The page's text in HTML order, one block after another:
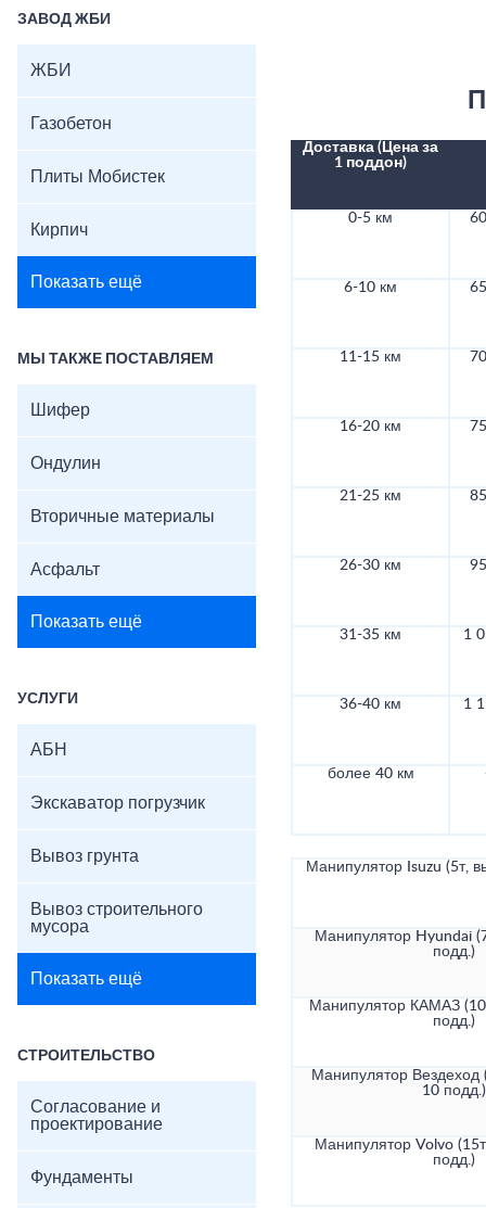
ЗАВОД ЖБИ
ЖБИ
Газобетон
Плиты Мобистек
Кирпич
Показать ещё
МЫ ТАКЖЕ ПОСТАВЛЯЕМ
Шифер
Ондулин
Вторичные материалы
Асфальт
Показать ещё
УСЛУГИ
АБН
Экскаватор погрузчик
Вывоз грунта
Вывоз строительного
мусора
Показать ещё
СТРОИТЕЛЬСТВО
Согласование и
проектирование
Фундаменты
Доставка (Цена за
1 поддон)
0-5 км
6-10 км
11-15 км
16-20 км
21-25 км
26-30 км
31-35 км 1
36-40 км 1
более 40 км
Манипулятор Isuzu (5т,
Манипулятор Hyundai
подд.)
Манипулятор КАМАЗ
подд.)
Манипулятор Вездеход
10 подд.)
Манипулятор Volvo
подд.)